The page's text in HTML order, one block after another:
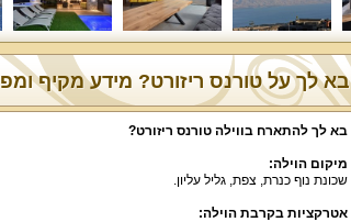
בא לך על טורנס ריזורט? מידע מקיף
בא לך להתארח בווילה טורנס ריזורט?
מיקום הוילה:
שכונת נוף כנרת, צפת, גליל עליון.
אטרקציות בקרבת הוילה: